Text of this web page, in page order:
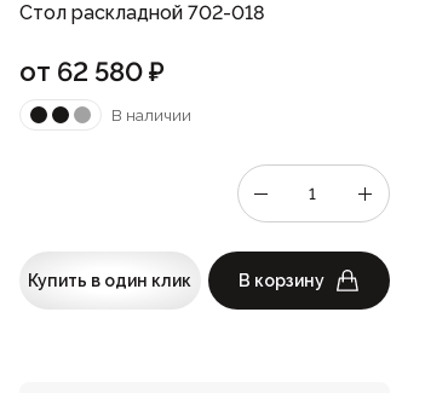
Стол раскладной 702-018
от 62 580₽
В наличии
Купить в один клик В корзину